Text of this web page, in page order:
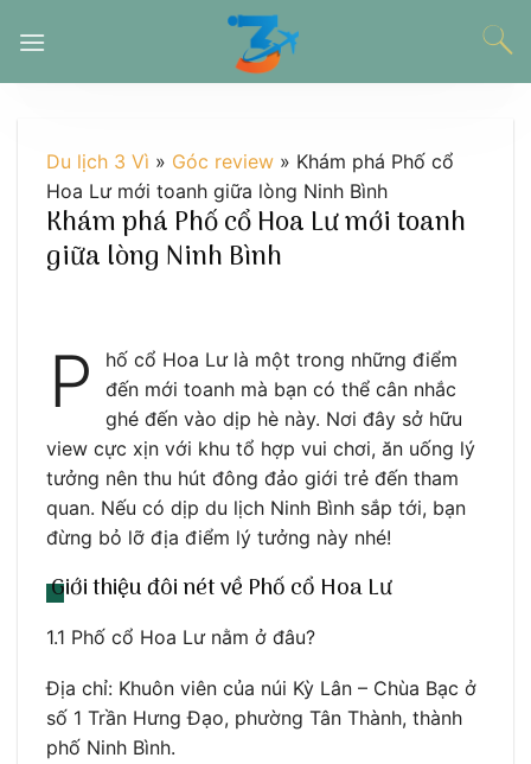
đến
Du lịch 3 Vì » Góc review » Khám phá Phố cổ
Hoa Lư mới toanh giữa lòng Ninh Bình
Khám phá Phố cổ Hoa Lư mới toanh
giữa lòng Ninh Bình
P
hố cổ Hoa Lư là một trong những điểm
đến mới toanh mà bạn có thể cân nhắc
ghé đến vào dịp hè này. Nơi đây sở hữu
view cực xịn với khu tổ hợp vui chơi, ăn uống lý
tưởng nên thu hút đông đảo giới trẻ đến tham
quan. Nếu có dịp du lịch Ninh Bình sắp tới, bạn
đừng bỏ lỡ địa điểm lý tưởng này nhé!
Giới thiệu đôi nét về Phố cổ Hoa Lư
1.1 Phố cổ Hoa Lư nằm ở đâu?
Địa chỉ: Khuôn viên của núi Kỳ Lân – Chùa Bạc ở
số 1 Trần Hưng Đạo, phường Tân Thành, thành
phố Ninh Bình.